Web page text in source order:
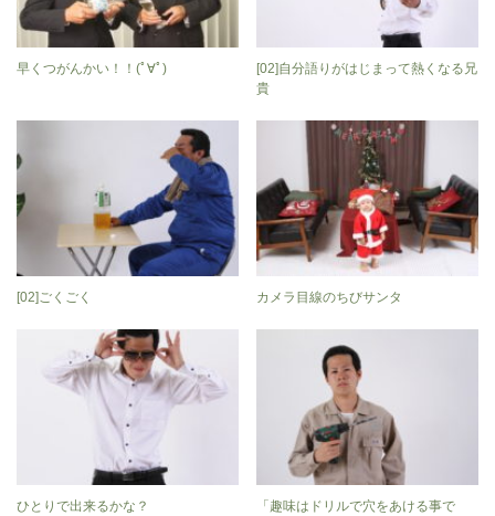
早くつがんかい！！(ﾟ∀ﾟ)
[02]自分語りがはじまって熱くなる兄
貴
[02]ごくごく カメラ目線のちびサンタ
ひとりで出来るかな？
「趣味はドリルで穴をあける事で